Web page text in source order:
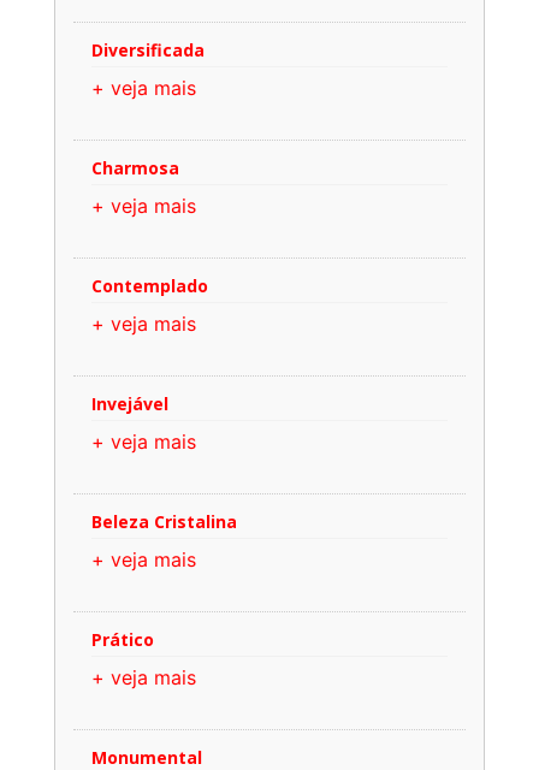
Diversificada
+ veja mais
Charmosa
+ veja mais
Contemplado
+ veja mais
Invejável
+ veja mais
Beleza Cristalina
+ veja mais
Prático
+ veja mais
Monumental